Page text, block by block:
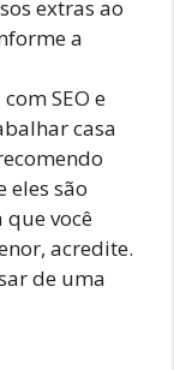
extras ao
a
SEO e
casa
eles são
você
acredite.
de uma